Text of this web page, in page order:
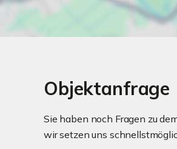
Objektanfrage
Sie haben noch Fragen zu
wir setzen uns